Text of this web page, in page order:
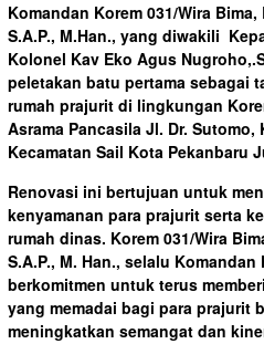
Komandan Korem 031/Wira
S.A.P., M.Han., yang diwakili
Kolonel Kav Eko Agus
peletakan batu pertama sebagai
rumah prajurit di lingkungan
Asrama Pancasila Jl. Dr. Sutomo,
Kecamatan Sail Kota Pekanbaru
Renovasi ini bertujuan untuk
kenyamanan para prajurit serta
rumah dinas. Korem 031/Wira
S.A.P., M. Han., selalu Komandan
berkomitmen untuk terus
yang memadai bagi para prajurit
meningkatkan semangat dan